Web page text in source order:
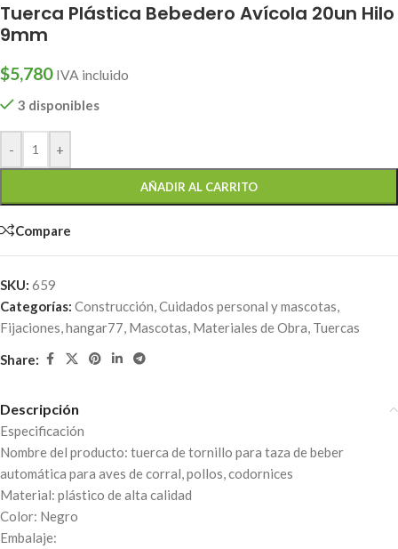
Tuerca Plástica Bebedero Avícola 20un Hilo
9mm
$5,780 IVA incluido
3 disponibles
- +
AÑADIR AL CARRITO
Compare
SKU: 659
Categorías: Construcción,Cuidados personal y mascotas,
Fijaciones,hangar77, Mascotas, Materiales de Obra, Tuercas
Share:
Descripción
Especificación
Nombre del producto: tuerca de tornillo para taza de beber
automática para aves de corral, pollos, codornices
Material: plástico de alta calidad
Color: Negro
Embalaje: